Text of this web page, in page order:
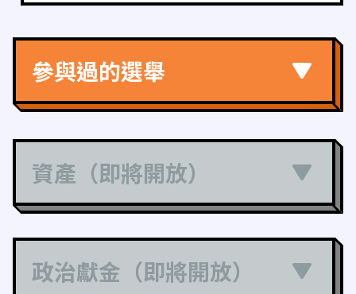
參與過的選舉
資產（即將開放）
政治獻金（即將開放）